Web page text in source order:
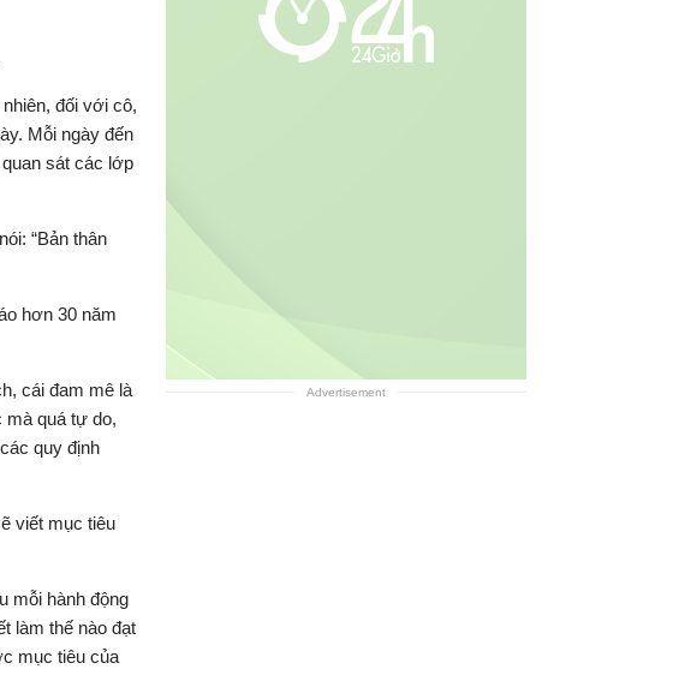
đối với cô,
Mỗi ngày đến
sát các lớp
“Bản thân
hơn 30 năm
cái đam mê là
quá tự do,
quy định
viết mục tiêu
mỗi hành động
làm thế nào đạt
mục tiêu của
Advertisement